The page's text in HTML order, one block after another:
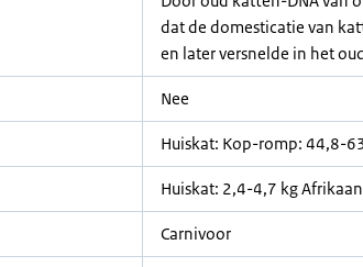
dat de domesticatie van
en later versnelde in het
Nee
Huiskat: Kop-romp: 44,8-
Huiskat: 2,4-4,7 kg
Carnivoor